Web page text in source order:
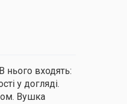
нього входять:
у догляді.
Вушка